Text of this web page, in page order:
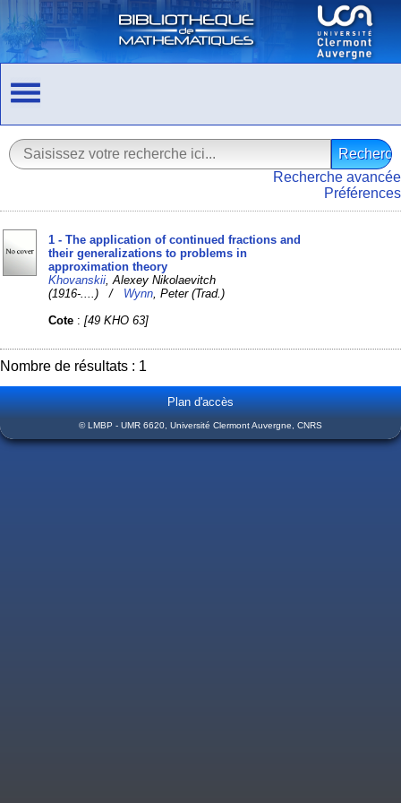
Recherche avancée
Préférences
1 - The application of continued fractions and
their generalizations to problems in
approximation theory
Khovanskii , Alexey Nikolaevitch
(1916-....) / Wynn , Peter (Trad.)
Cote :[49 KHO 63]
Nombre de résultats : 1
Plan d'accès
© LMBP - UMR 6620, Université Clermont Auvergne, CNRS